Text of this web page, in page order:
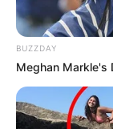
BUZZDAY
Meghan Markle's